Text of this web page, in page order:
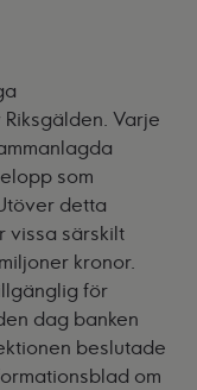
Varje
som
detta
vissa särskilt
kronor.
för
dag banken
beslutade
om